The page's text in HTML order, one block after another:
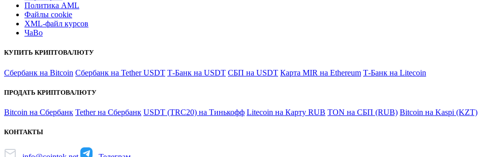
Политика AML
Файлы coоkie
XML-файл курсов
ЧаВо
КУПИТЬ КРИПТОВАЛЮТУ
Сбербанк на Bitcoin Сбербанк на Tether USDT Т-Банк на USDT СБП на USDT Карта MIR на Ethereum Т-Банк на Litecoin
ПРОДАТЬ КРИПТОВАЛЮТУ
Bitcoin на Сбербанк Tether на Сбербанк USDT (TRC20) на Тинькофф Litecoin на Карту RUB TON на СБП (RUB) Bitcoin на Kaspi (KZT)
КОНТАКТЫ